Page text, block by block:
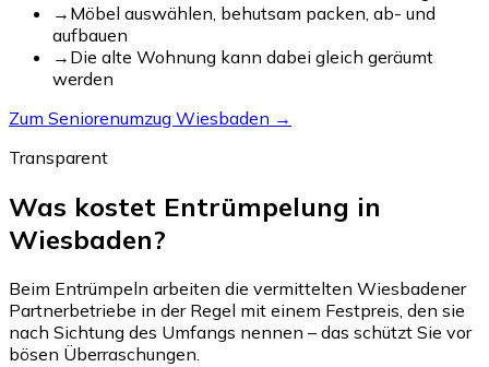
→ Möbel auswählen, behutsam packen, ab- und
aufbauen
→ Die alte Wohnung kann dabei gleich geräumt
werden
Zum Seniorenumzug Wiesbaden →
Transparent
Was kostet Entrümpelung in
Wiesbaden?
Beim Entrümpeln arbeiten die vermittelten Wiesbadener
Partnerbetriebe in der Regel mit einem Festpreis, den sie
nach Sichtung des Umfangs nennen – das schützt Sie vor
bösen Überraschungen.